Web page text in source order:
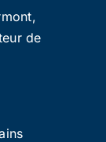
de